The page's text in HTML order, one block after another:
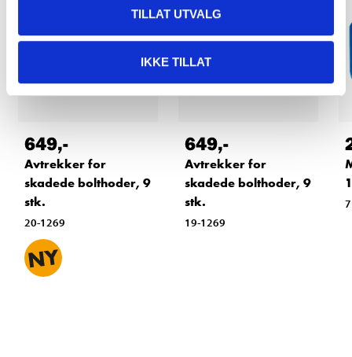
TILLAT UTVALG
IKKE TILLAT
649,-
Avtrekker for
skadede bolthoder, 9
stk.
20-1269
649,-
Avtrekker for
skadede bolthoder, 9
stk.
19-1269